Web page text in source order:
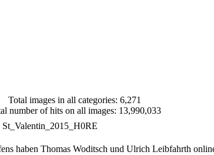
Total images in all categories: 6,271
number of hits on all images: 13,990,033
St_Valentin_2015_H0RE
haben Thomas Woditsch und Ulrich Leibfahrth